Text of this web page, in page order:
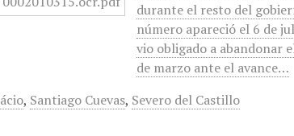
durante el resto del
número apareció el 6 de
vio obligado a abandonar
de marzo ante el avance…
, Santiago Cuevas, Severo del Castillo